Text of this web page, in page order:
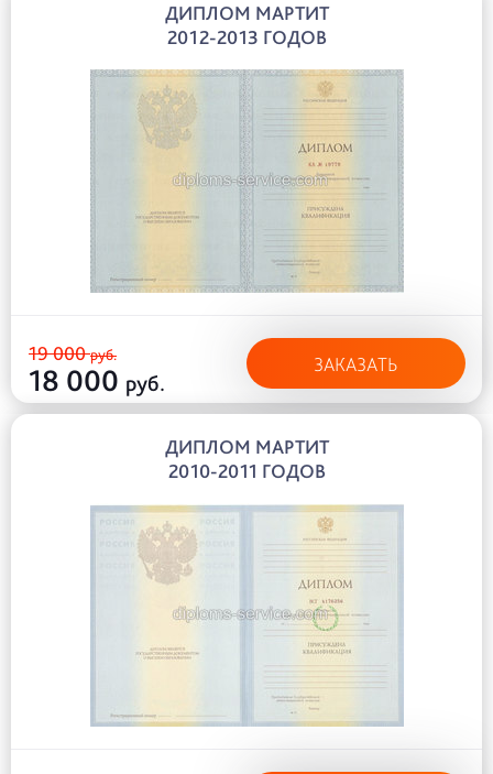
ДИПЛОМ МАРТИТ
2012-2013 ГОДОВ
19 000руб.
18 000 руб.
ЗАКАЗАТЬ
ДИПЛОМ МАРТИТ
2010-2011 ГОДОВ